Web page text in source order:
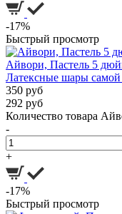
-17%
Быстрый просмотр
Айвори, Пастель 5
Латексные шары самой
350 руб
292 руб
Количество товара
-
+
-17%
Быстрый просмотр